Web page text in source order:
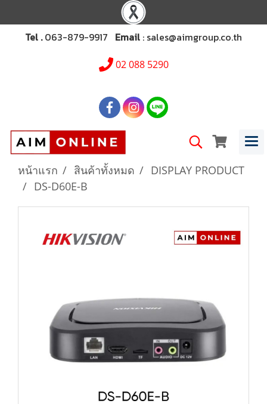
Tel .063-879-9917 Email : sales@aimgroup.co.th
02 088 5290
หน้าแรก สินค้าทั้งหมด
DISPLAY PRODUCT
DS-D60E-B